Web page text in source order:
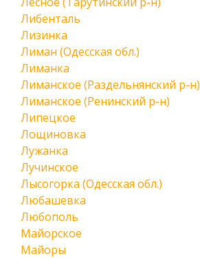
Либенталь
Лизинка
Лиман (Одесская обл.)
Лиманка
Лиманское (Раздельнянский р-н)
Лиманское (Ренинский р-н)
Липецкое
Лощиновка
Лужанка
Лучинское
Лысогорка (Одесская обл.)
Любашевка
Любополь
Майорское
Майоры